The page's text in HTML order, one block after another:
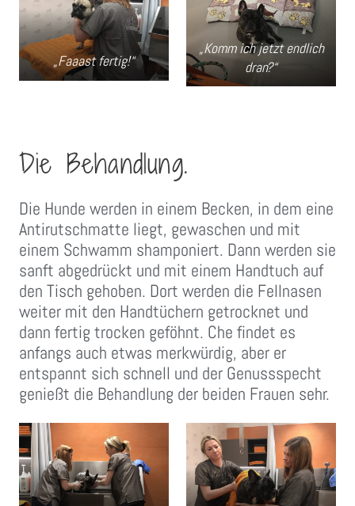
„Faaast fertig!“
„Komm ich jetzt endlich
dran?“
Die Behandlung.
Die Hunde werden in einem Becken, in dem eine
Antirutschmatte liegt, gewaschen und mit
einem Schwamm shamponiert. Dann werden sie
sanft abgedrückt und mit einem Handtuch auf
den Tisch gehoben. Dort werden die Fellnasen
weiter mit den Handtüchern getrocknet und
dann fertig trocken geföhnt. Che findet es
anfangs auch etwas merkwürdig, aber er
entspannt sich schnell und der Genussspecht
genießt die Behandlung der beiden Frauen sehr.